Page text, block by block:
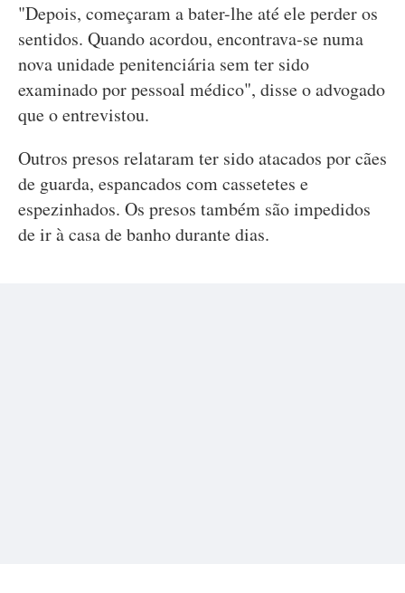
"Depois, começaram a bater-lhe até ele perder os
sentidos. Quando acordou, encontrava-se numa
nova unidade penitenciária sem ter sido
examinado por pessoal médico", disse o advogado
que o entrevistou.
Outros presos relataram ter sido atacados por cães
de guarda, espancados com cassetetes e
espezinhados. Os presos também são impedidos
de ir à casa de banho durante dias.